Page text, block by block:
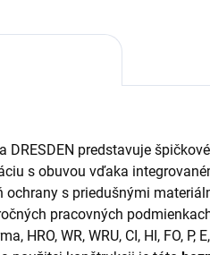
DRESDEN predstavuje
s obuvou vďaka
ochrany s priedušnými
pracovných
HRO, WR, WRU, CI, HI, FO, P,